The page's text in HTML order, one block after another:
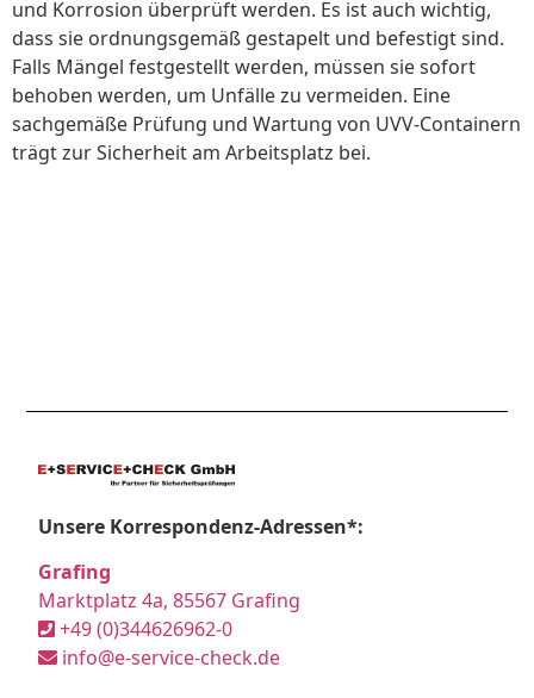
und Korrosion überprüft werden. Es ist auch wichtig,
dass sie ordnungsgemäß gestapelt und befestigt sind.
Falls Mängel festgestellt werden, müssen sie sofort
behoben werden, um Unfälle zu vermeiden. Eine
sachgemäße Prüfung und Wartung von UVV-Containern
trägt zur Sicherheit am Arbeitsplatz bei.
Unsere Korrespondenz-Adressen*:
Grafing
Marktplatz 4a, 85567 Grafing
+49 (0)344626962-0
info@e-service-check.de